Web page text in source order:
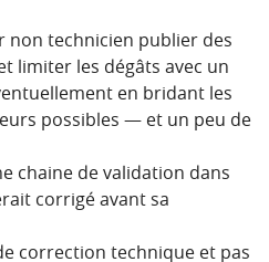
non technicien publier des
limiter les dégâts avec un
en bridant les
possibles — et un peu de
chaine de validation dans
corrigé avant sa
correction technique et pas